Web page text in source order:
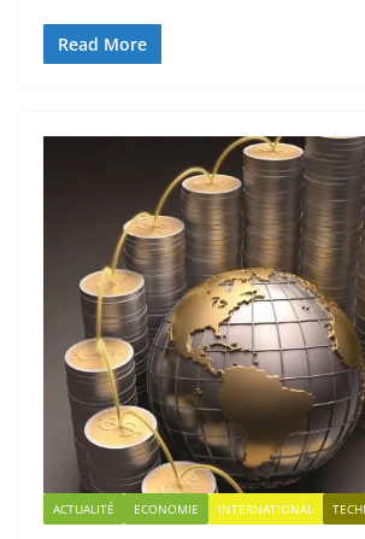
Read More
ACTUALITÉ ECONOMIE INTERNATIONAL